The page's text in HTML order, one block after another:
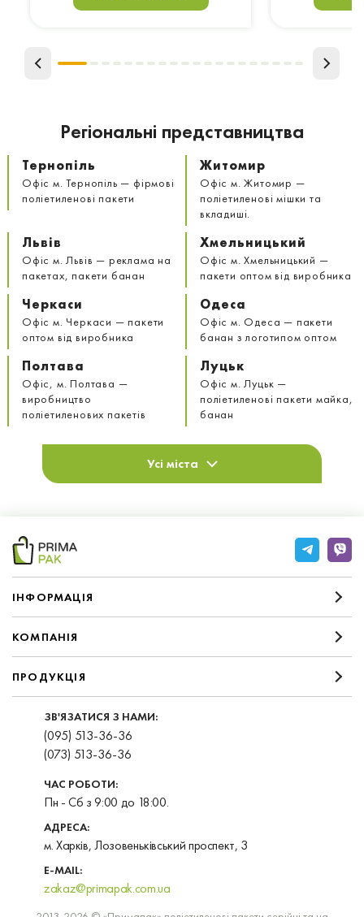
Регіональні представництва
Тернопіль
Офіс м. Тернопіль — фірмові
поліетиленові пакети
Житомир
Офіс м. Житомир —
поліетиленові мішки та
вкладиші.
Львів
Офіс м. Львів — реклама на
пакетах, пакети банан
Хмельницький
Офіс м. Хмельницький —
пакети оптом від виробника
Черкаси
Офіс м. Черкаси — пакети
оптом від виробника
Одеса
Офіс м. Одеса — пакети
банан з логотипом оптом
Полтава
Офіс, м. Полтава —
виробництво
поліетиленових пакетів
Луцьк
Офіс м. Луцьк —
поліетиленові пакети майка,
банан
Усі міста
IНФОРМАЦIЯ
КОМПАНIЯ
ПРОДУКЦІЯ
ЗВ'ЯЗАТИСЯ З НАМИ:
(095) 513-36-36
(073) 513-36-36
ЧАС РОБОТИ:
Пн - Сб з 9:00 до 18:00.
АДРЕСА:
м. Харків, Лозовеньківський проспект, 3
E-MAIL:
zakaz@primapak.com.ua